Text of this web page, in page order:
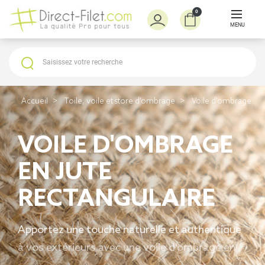
0
MENU
Accueil Toile, voile et store d'ombrage Voile d'ombrage à
VOILE D'OMBRAGE
EN JUTE
RECTANGULAIRE
Apportez une touche naturelle et authentique
à vos extérieurs avec unevoile d'ombrage en